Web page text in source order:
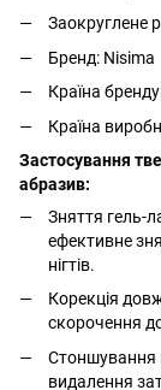
Заокруглене
Бренд: Nisima
Країна
Країна
Застосування
абразив:
Зняття гель-
ефективне
нігтів.
Корекція
скорочення
Стоншування
видалення